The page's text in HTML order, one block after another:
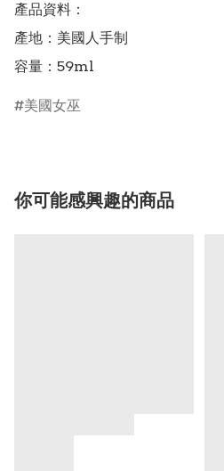
產品資料：
產地：美國人手制
美國女巫
你可能感興趣的商品